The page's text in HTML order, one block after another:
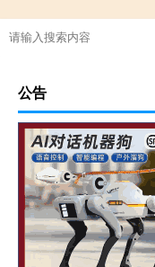
公告